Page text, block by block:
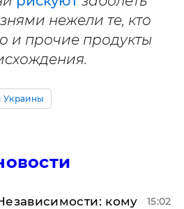
нежели те, кто
и прочие продукты
Украины
кому
15:02